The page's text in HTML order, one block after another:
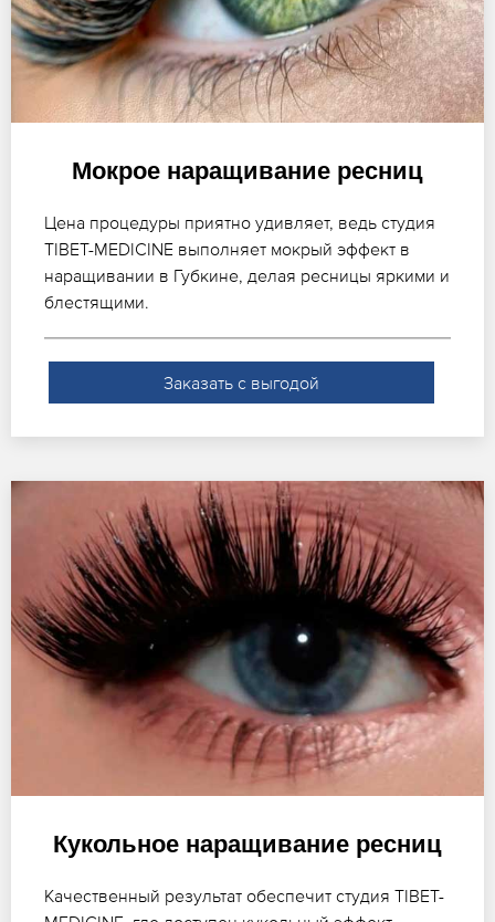
Мокрое наращивание ресниц
Цена процедуры приятно удивляет, ведь студия
TIBET-MEDICINE выполняет мокрый эффект в
наращивании в Губкине, делая ресницы яркими и
блестящими.
Заказать с выгодой
Кукольное наращивание ресниц
Качественный результат обеспечит студия TIBET-